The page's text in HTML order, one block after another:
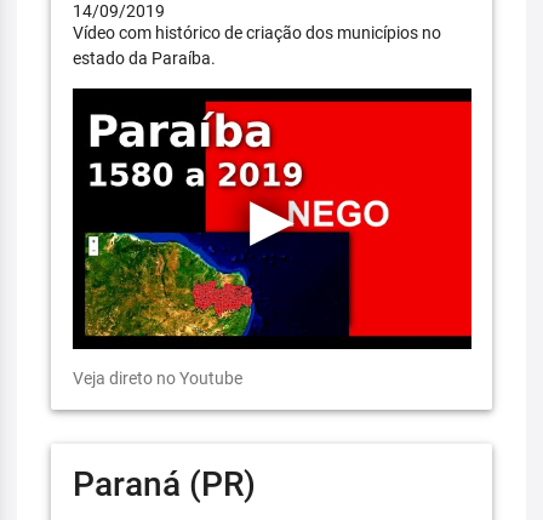
14/09/2019
Vídeo com histórico de criação dos municípios no
estado da Paraíba.
Veja direto no Youtube
Paraná (PR)